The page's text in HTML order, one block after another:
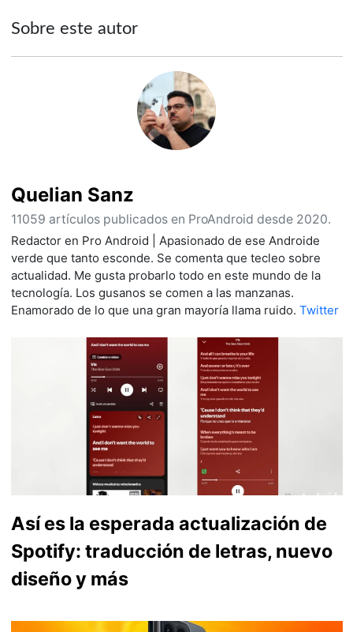
Sobre este autor
Quelian Sanz
11059 artículos publicados en ProAndroid desde 2020.
Redactor en Pro Android | Apasionado de ese Androide
verde que tanto esconde. Se comenta que tecleo sobre
actualidad. Me gusta probarlo todo en este mundo de la
tecnología. Los gusanos se comen a las manzanas.
Enamorado de lo que una gran mayoría llama ruido. Twitter
Así es la esperada actualización de
Spotify: traducción de letras, nuevo
diseño y más